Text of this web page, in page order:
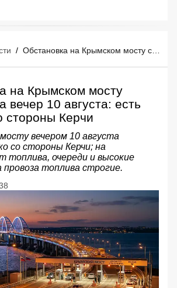
/
на Крымском мосту
вечер 10 августа: есть
стороны Керчи
вечером 10 августа
со стороны Керчи; на
очереди и высокие
провоза топлива строгие.